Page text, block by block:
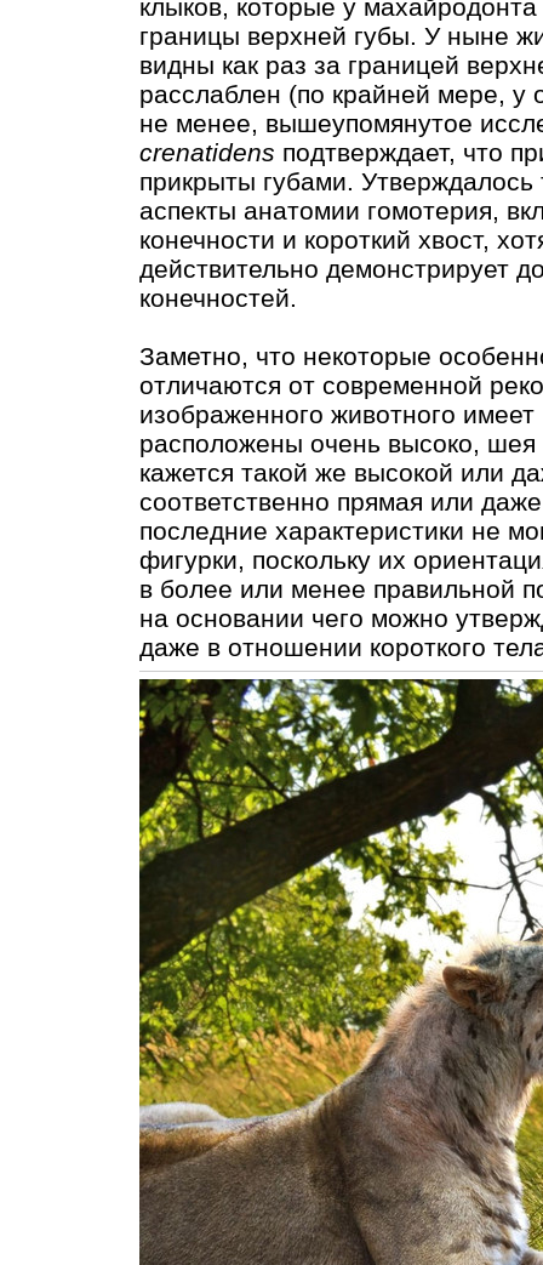
клыков, которые у
границы верхней губы. У ныне
видны как раз за границей
расслаблен (по крайней мере,
не менее, вышеупомянутое
crenatidens подтверждает, что
прикрыты губами. Утверждалось
аспекты анатомии гомотерия,
конечности и короткий хвост,
действительно демонстрирует
конечностей.
Заметно, что некоторые
отличаются от современной
изображенного животного
расположены очень высоко, шея
кажется такой же высокой или
соответственно прямая или
последние характеристики не
фигурки, поскольку их
в более или менее правильной
на основании чего можно
даже в отношении короткого